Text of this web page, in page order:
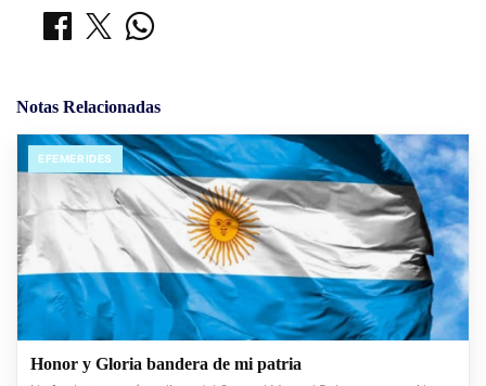
Notas Relacionadas
EFEMERIDES
Honor y Gloria bandera de mi patria